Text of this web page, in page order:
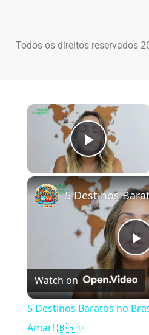
Todos os direitos reservados
×
Play
Watch on
5 Destinos Baratos no
Amar! 🇧🇷✨